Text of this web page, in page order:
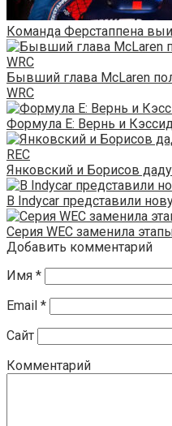
Команда Ферстаппена
Бывший глава McLaren
WRC
Формула Е: Вернь и
Янковский и Борисов
В Indycar представили
Серия WEC заменила
Добавить комментарий
Имя *
Email *
Сайт
Комментарий